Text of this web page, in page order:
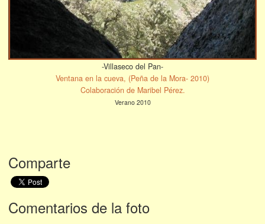
-Villaseco del Pan-
Ventana en la cueva, (Peña de la Mora- 2010)
Colaboración de Maribel Pérez.
Verano 2010
Comparte
Comentarios de la foto